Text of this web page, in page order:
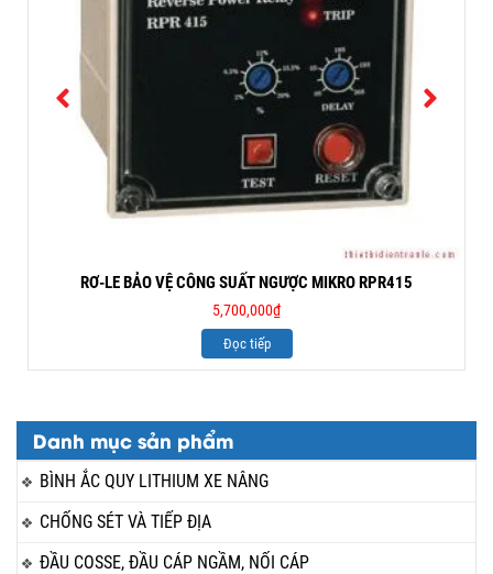
Danh mục sản phẩm
BÌNH ẮC QUY LITHIUM XE NÂNG
CHỐNG SÉT VÀ TIẾP ĐỊA
ĐẦU COSSE, ĐẦU CÁP NGẦM, NỐI CÁP
RƠ-LE BẢO VỆ CÔNG SUẤT NGƯỢC MIKRO RPR415
5,700,000₫
Đọc tiếp